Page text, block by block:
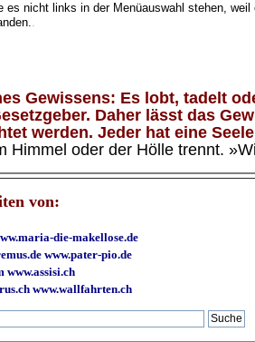
es nicht links in der Menüauswahl stehen,
.
Gewissens: Es lobt, tadelt
Daher lässt das
werden. Jeder hat eine
Himmel oder der Hölle trennt.
von:
die-makellose.de
www.pater-pio.de
www.assisi.ch
www.wallfahrten.ch